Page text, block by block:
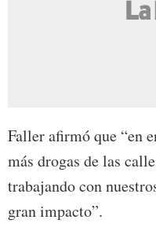
Faller afirmó que “en
más drogas de las
trabajando con
gran impacto”.